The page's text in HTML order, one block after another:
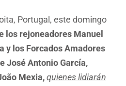
Portugal, este domingo
los rejoneadores Manuel
y los Forcados Amadores
José Antonio García,
Mexia,quienes lidiarán